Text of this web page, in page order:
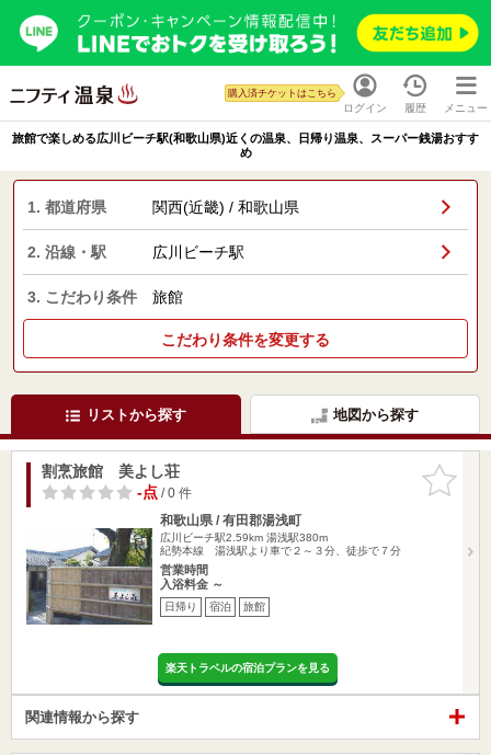
ログイン
購入済チケットはこちら
履歴 メニュー
旅館で楽しめる広川ビーチ駅(和歌山県)近くの温泉、日帰り温泉、スーパー銭湯おすす
め
1. 都道府県 関西(近畿) / 和歌山県
2. 沿線・駅 広川ビーチ駅
3. こだわり条件 旅館
こだわり条件を変更する
リストから探す 地図から探す
お気に入
りに追加
割烹旅館 美よし荘
-点/ 0 件
和歌山県 / 有田郡湯浅町
広川ビーチ駅2.59km 湯浅駅380m
紀勢本線 湯浅駅より車で２～３分、徒歩で７分
営業時間
入浴料金 ～
日帰り 宿泊 旅館
楽天トラベルの宿泊プランを見る
関連情報から探す